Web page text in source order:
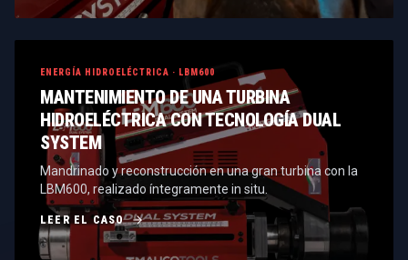
ENERGÍA HIDROELÉCTRICA · LBM600
MANTENIMIENTO DE UNA TURBINA
HIDROELÉCTRICA CON TECNOLOGÍA DUAL
SYSTEM
Mandrinado y reconstrucción en una gran turbina con la
LBM600, realizado íntegramente in situ.
LEER EL CASO